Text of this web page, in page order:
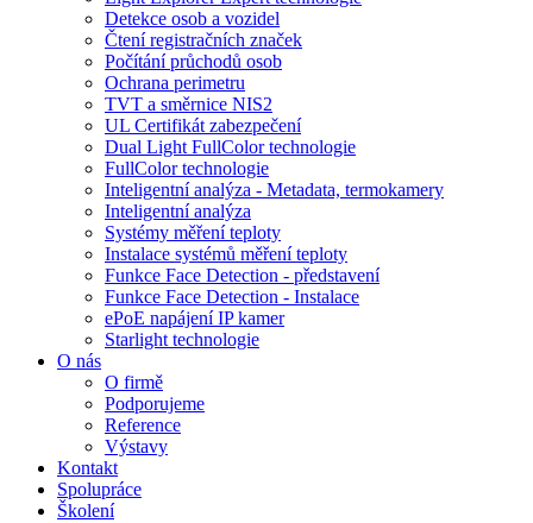
Detekce osob a vozidel
Čtení registračních značek
Počítání průchodů osob
Ochrana perimetru
TVT a směrnice NIS2
UL Certifikát zabezpečení
Dual Light FullColor technologie
FullColor technologie
Inteligentní analýza - Metadata, termokamery
Inteligentní analýza
Systémy měření teploty
Instalace systémů měření teploty
Funkce Face Detection - představení
Funkce Face Detection - Instalace
ePoE napájení IP kamer
Starlight technologie
O nás
O firmě
Podporujeme
Reference
Výstavy
Kontakt
Spolupráce
Školení